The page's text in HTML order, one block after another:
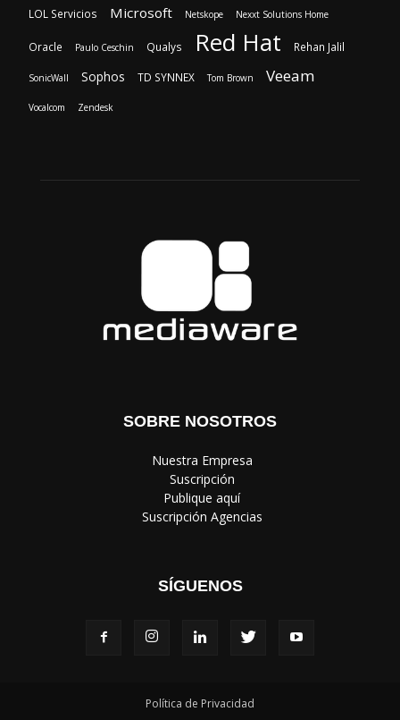
LOL Servicios Microsoft Netskope Nexxt Solutions Home
Oracle Paulo Ceschin Qualys Red Hat Rehan Jalil
SonicWall Sophos TD SYNNEX Tom Brown Veeam
Vocalcom Zendesk
SOBRE NOSOTROS
‎ Nuestra Empresa
‎ Suscripción
‎ Publique aquí
‎ Suscripción Agencias
SÍGUENOS
Política de Privacidad